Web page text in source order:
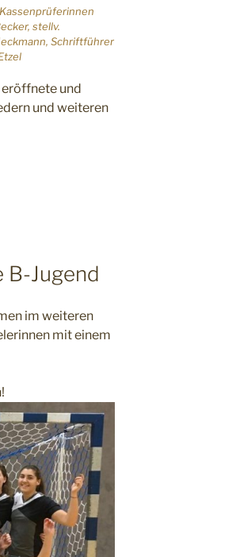
stellv.
Schriftführer
und
und weiteren
B-Jugend
im weiteren
mit einem